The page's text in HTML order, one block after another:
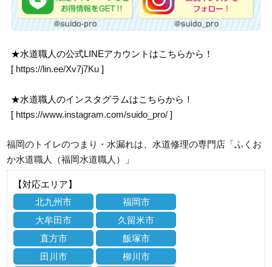
★水道職人の公式LINEアカウントはこちらから！
[ https://lin.ee/Xv7j7Ku ]
★水道職人のインスタグラムはこちらから！
[ https://www.instagram.com/suido_pro/ ]
福岡のトイレのつまり・水漏れは、水道修理の専門店「ふくお
か水道職人（福岡水道職人）」
【対応エリア】
北九州市
福岡市
大牟田市
久留米市
直方市
飯塚市
田川市
柳川市